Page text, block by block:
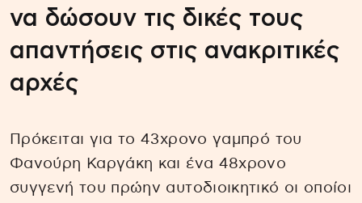
να δώσουν τις δικές τους
απαντήσεις στις ανακριτικές
αρχές
Πρόκειται για το 43χρονο γαμπρό του
Φανούρη Καργάκη και ένα 48χρονο
συγγενή του πρώην αυτοδιοικητικό οι οποίοι